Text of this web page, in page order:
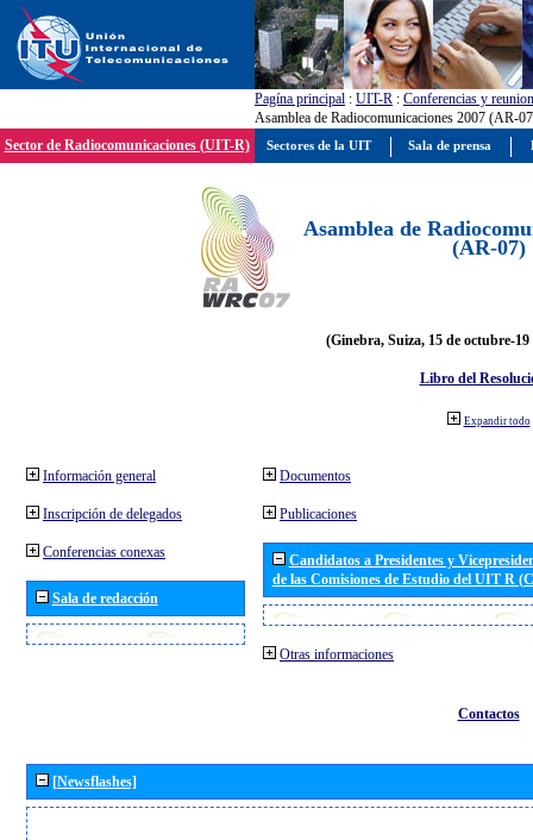
Pagína principal : UIT-R : Conferencias y
Asamblea de Radiocomunicaciones 2007 (AR-
Sector de Radiocomunicaciones (UIT-R)
Asamblea de
(AR-07)
(Ginebra, Suiza, 15 de octubre-19
Libro del
Expandir todo
Información general
Inscripción de delegados
Conferencias conexas
Sala de redacción
Documentos
Publicaciones
Candidatos a Presidentes y
de las Comisiones de Estudio del UIT R
Otras informaciones
Contactos
[Newsflashes]
Sectores de la UIT Sala de prensa